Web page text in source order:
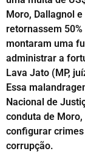
Moro, Dallagnol
retornassem
montaram uma
administrar a
Lava Jato (MP,
Essa
Nacional de
conduta de
configurar
corrupção.